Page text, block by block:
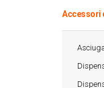
Accessori